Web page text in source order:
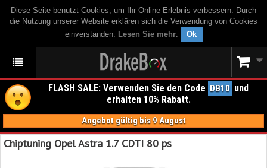
Diese Seite benutzt Cookies, um Ihr Online-Erlebnis verbessern. Durch
die Nutzung unserer Website erklären sich die Verwendung von Cookies
einverstanden. Lesen Sie mehr. Ok
FLASH SALE: Verwenden Sie den Code DB10 und
erhalten 10% Rabatt.
Angebot gültig bis 9 August
Chiptuning Opel Astra 1.7 CDTI 80 ps